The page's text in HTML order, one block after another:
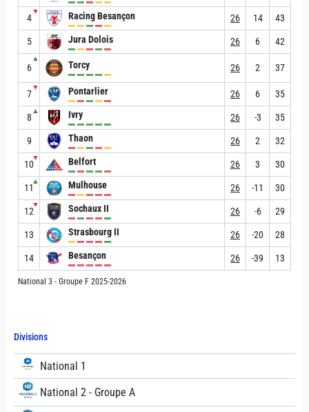
Divisions
National 1
National 2 - Groupe A
4
▼ Racing Besançon 26 14 43
5 Jura Dolois 26 6 42
6
▲
Torcy 26 2 37
7
▼ Pontarlier 26 6 35
8
▲ Ivry 26 -3 35
9 Thaon 26 2 32
10
▼ Belfort 26 3 30
11
▲ Mulhouse 26 -11 30
12
▼ Sochaux II 26 -6 29
13 Strasbourg II 26 -20 28
14 Besançon 26 -39 13
National 3 - Groupe F 2025-2026